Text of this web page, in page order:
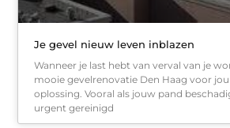
Je gevel nieuw leven inblazen
Wanneer je last hebt van verval van je
mooie gevelrenovatie Den Haag voor
oplossing. Vooral als jouw pand
urgent gereinigd